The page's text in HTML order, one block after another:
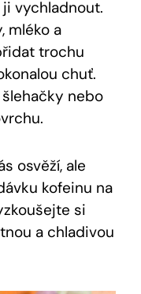
vychladnout.
mléko a
trochu
chuť.
nebo
osvěží, ale
kofeinu na
si
a chladivou